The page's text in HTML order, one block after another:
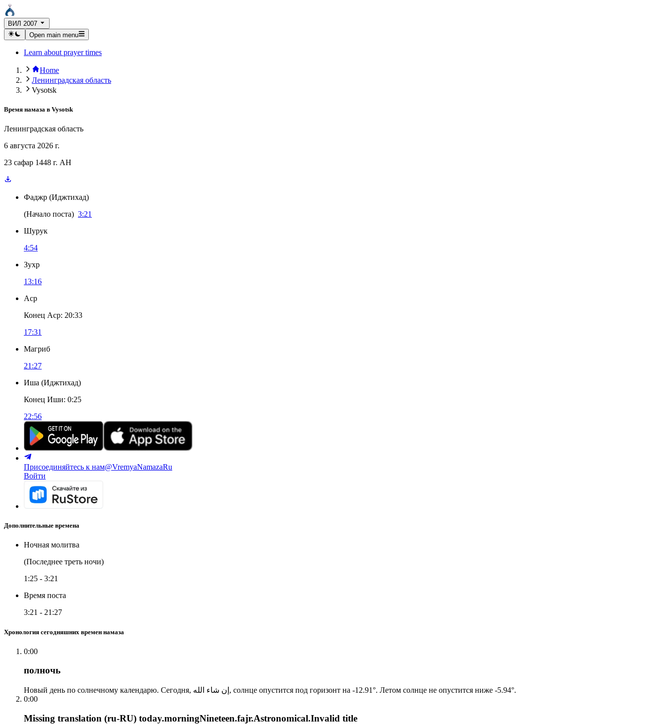
ВИЛ 2007
Open main menu
Learn about prayer times
Home
Ленинградская область
Vysotsk
Время намаза в Vysotsk
Ленинградская область
6 августа 2026 г.
23 сафар 1448 г. AH
Фаджр (Иджтихад)
(Начало поста) 3:21
Шурук
4:54
Зухр
13:16
Аср
Конец Аср: 20:33
17:31
Магриб
21:27
Иша (Иджтихад)
Конец Иши: 0:25
22:56
Присоединяйтесь к нам@VremyaNamazaRu
Войти
Дополнительные времена
Ночная молитва
(Последнее треть ночи)
1:25 - 3:21
Время поста
3:21 - 21:27
Хронология сегодняшних времен намаза
0:00
полночь
Новый день по солнечному календарю. Сегодня, إن شاء الله, солнце опустится под горизонт на -12.91°. Летом солнце не опустится ниже -5.94°.
0:00
Missing translation (ru-RU) today.morningNineteen.fajr.Astronomical.Invalid title